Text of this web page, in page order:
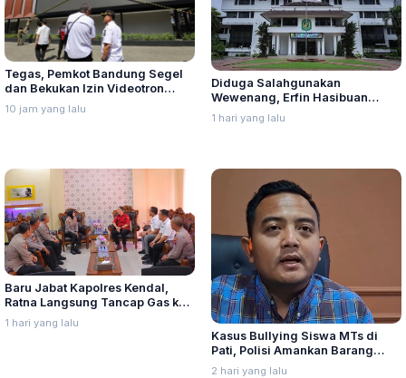
Tegas, Pemkot Bandung Segel
dan Bekukan Izin Videotron
Gegara Tebang Pohon untuk
Tingkatkan Visibilitas
10 jam yang lalu
Diduga Salahgunakan
Wewenang, Erfin Hasibuan
Dinonaktifkan dari Jabatan
Lurah Aur Kota Medan
1 hari yang lalu
Baru Jabat Kapolres Kendal,
Ratna Langsung Tancap Gas ke
Kantor Kejaksaan Negeri
1 hari yang lalu
Kasus Bullying Siswa MTs di
Pati, Polisi Amankan Barang
Bukti dan Periksa Saksi
2 hari yang lalu